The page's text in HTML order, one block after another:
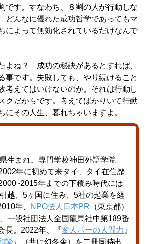
です。すなわち、８割の人が行動しな
どんなに優れた成功哲学であってもマ
によって無効化されているだけなんで
よね？ 成功の秘訣があるとすれば、
事です。失敗しても、やり続けること
考えてはいけないのか。それは行動し
クだからです。考えてばかりいて行動
にその人生、暮れちゃいますよ。
生まれ。専門学校神田外語学院
年に初めて来タイ、タイ在住歴
年までの下積み時代には
越、5ヶ国に住み、5社の起業を経
年、
NPO法人日本PR （東京都）
一般社団法人全国龍馬社中第189番
長。2022年、『変人ポーの人間力 』
論 』（共に幻冬舎）を二冊同時出